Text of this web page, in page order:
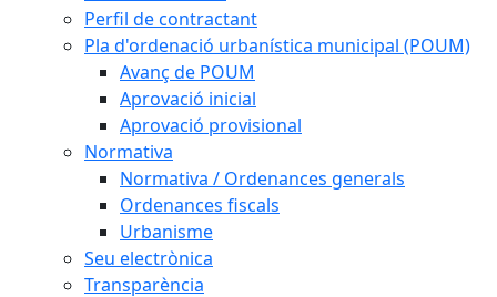
Perfil de contractant
Pla d'ordenació urbanística municipal (POUM)
Avanç de POUM
Aprovació inicial
Aprovació provisional
Normativa
Normativa / Ordenances generals
Ordenances fiscals
Urbanisme
Seu electrònica
Transparència